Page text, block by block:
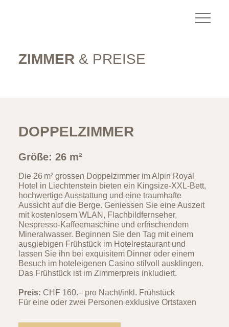
ZIMMER & PREISE
DOPPELZIMMER
Größe: 26 m²
Die 26 m² grossen Doppelzimmer im Alpin Royal
Hotel in Liechtenstein bieten ein Kingsize-XXL-Bett,
hochwertige Ausstattung und eine traumhafte
Aussicht auf die Berge. Geniessen Sie eine Auszeit
mit kostenlosem WLAN, Flachbildfernseher,
Nespresso-Kaffeemaschine und erfrischendem
Mineralwasser. Beginnen Sie den Tag mit einem
ausgiebigen Frühstück im Hotelrestaurant und
lassen Sie ihn bei exquisitem Dinner oder einem
Besuch im hoteleigenen Casino stilvoll ausklingen.
Das Frühstück ist im Zimmerpreis inkludiert.
Preis: CHF 160.– pro Nacht/inkl. Frühstück
Für eine oder zwei Personen exklusive Ortstaxen